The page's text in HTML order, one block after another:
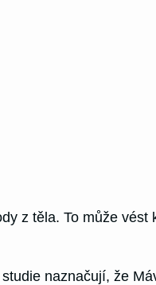
z těla. To může vést
naznačují, že